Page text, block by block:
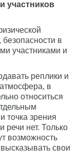
участников
безопасности в
участниками и
реплики и
в
относиться
точка зрения
речи нет. Только
возможность
свои